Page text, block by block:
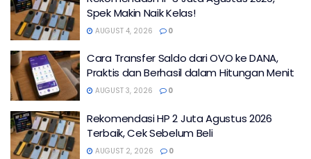
Spek Makin Naik Kelas!
AUGUST 4, 2026 0
Cara Transfer Saldo dari OVO ke DANA,
Praktis dan Berhasil dalam Hitungan Menit
AUGUST 3, 2026 0
Rekomendasi HP 2 Juta Agustus 2026
Terbaik, Cek Sebelum Beli
AUGUST 2, 2026 0